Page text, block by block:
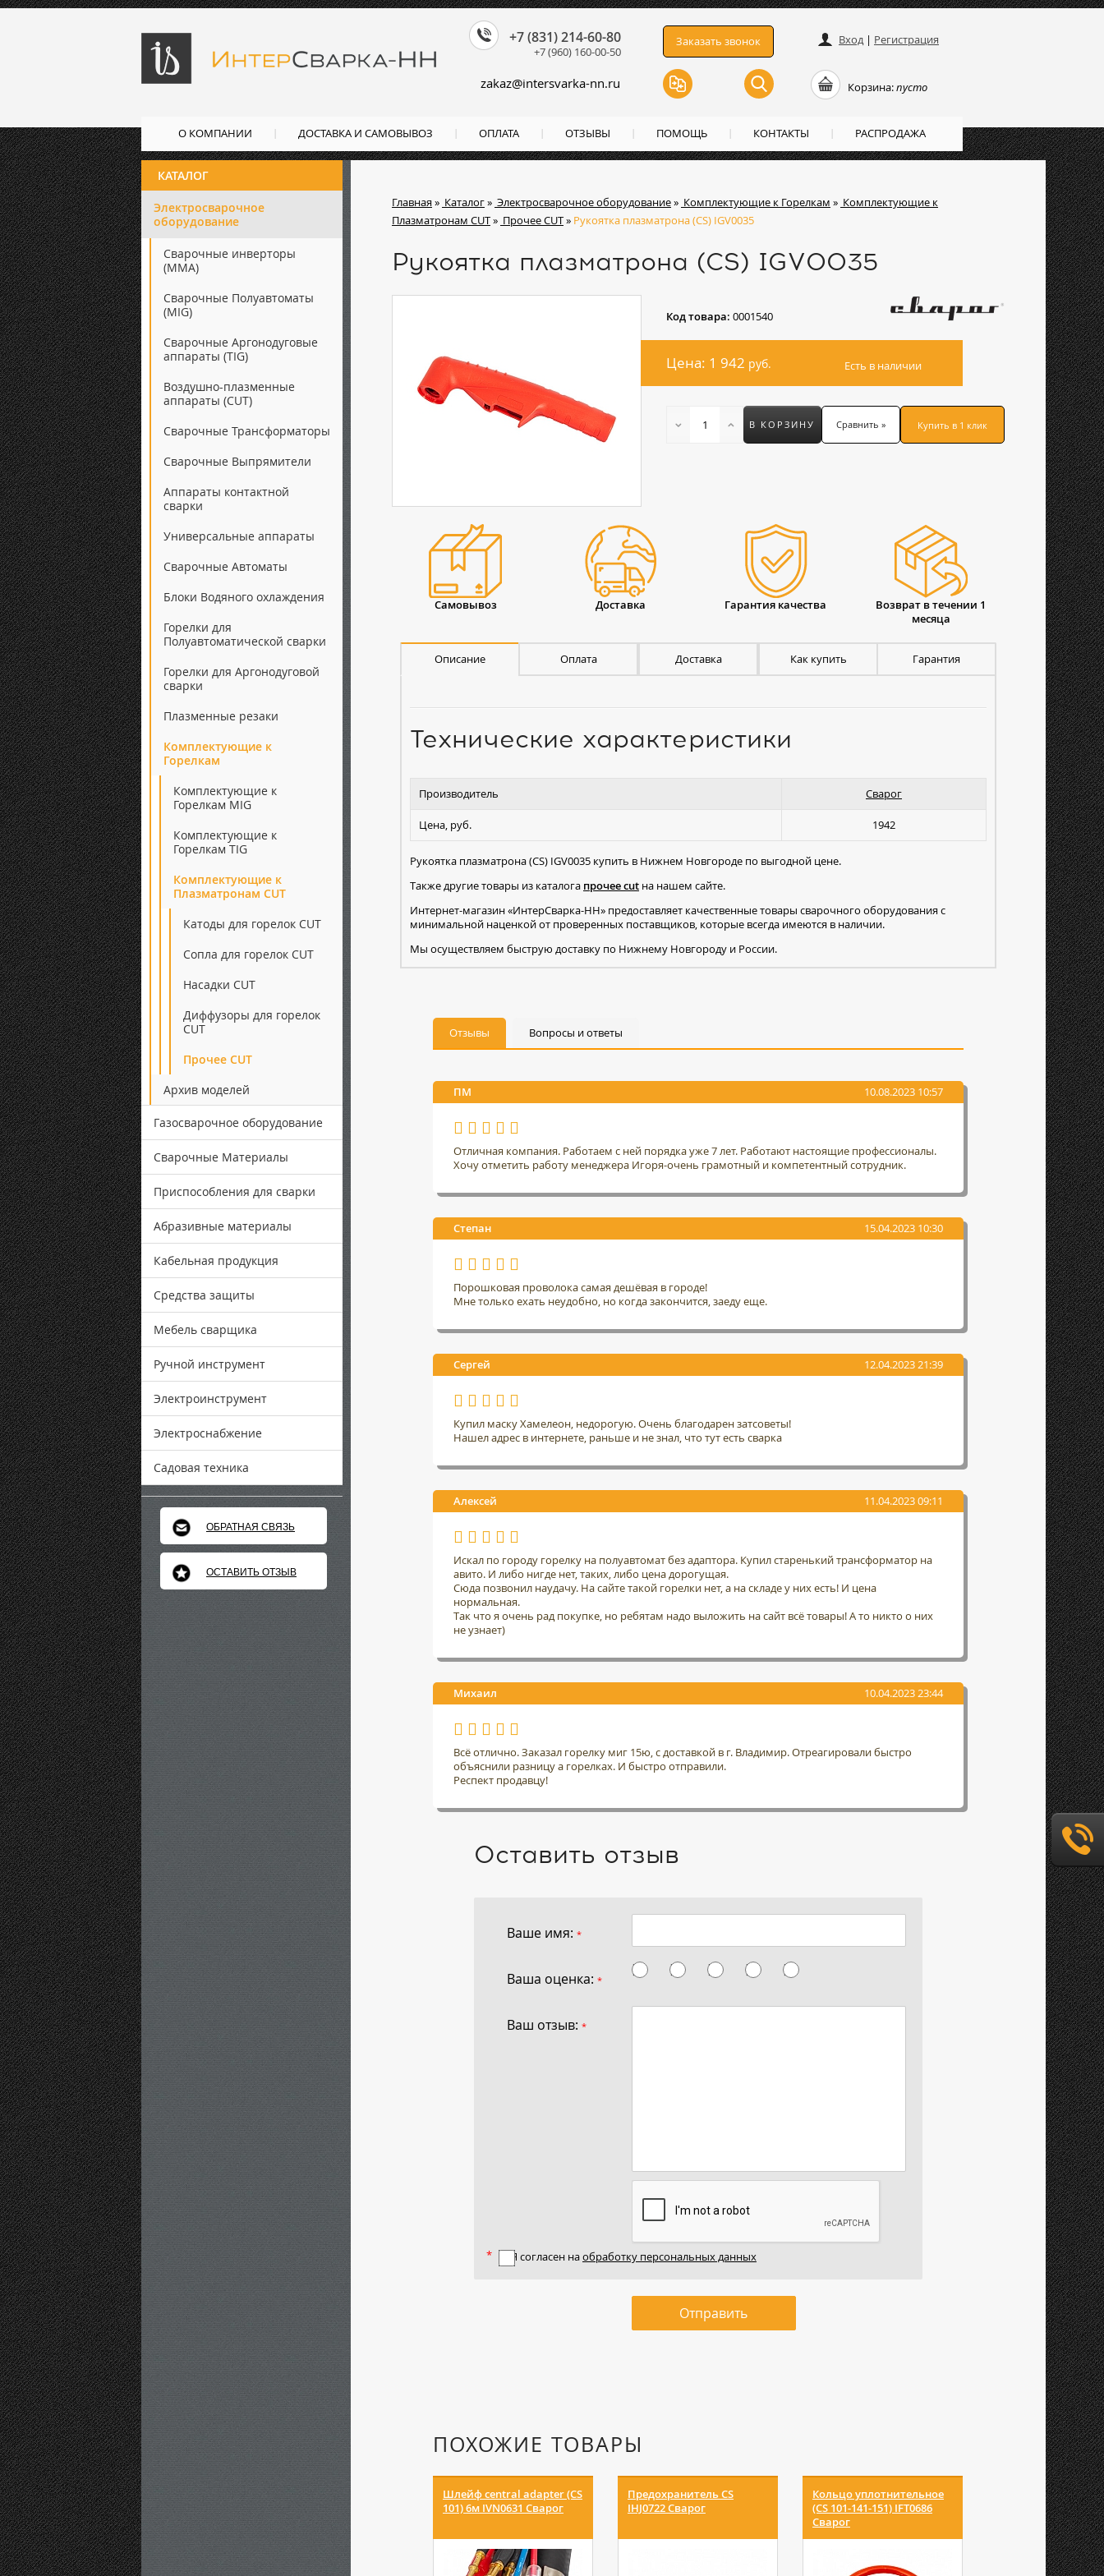
Главная» Каталог» Электросварочное оборудование» Комплектующие к Горелкам » Комплектующие к
Плазматронам CUT» Прочее CUT» Рукоятка плазматрона (СS) IGV0035
Рукоятка плазматрона (СS) IGV0035
Код товара: 0001540
Цена: 1 942 руб. Есть в наличии
В КОРЗИНУ Сравнить » Купить в 1 клик
Самовывоз Доставка Гарантия качества
Возврат в течении 1
месяца
Описание Оплата Доставка Как купить Гарантия
Технические характеристики
Производитель Сварог
Цена, руб. 1942
Рукоятка плазматрона (СS) IGV0035 купить в Нижнем Новгороде по выгодной цене.
Также другие товары из каталога прочее cut на нашем сайте.
Интернет-магазин «ИнтерСварка-НН» предоставляет качественные товары сварочного оборудования с
минимальной наценкой от проверенных поставщиков, которые всегда имеются в наличии.
Мы осуществляем быструю доставку по Нижнему Новгороду и России.
Отзывы Вопросы и ответы
ПМ 10.08.2023 10:57
Отличная компания. Работаем с ней порядка уже 7 лет. Работают настоящие профессионалы.
Хочу отметить работу менеджера Игоря-очень грамотный и компетентный сотрудник.
Степан 15.04.2023 10:30
Порошковая проволока самая дешёвая в городе!
Мне только ехать неудобно, но когда закончится, заеду еще.
Сергей 12.04.2023 21:39
Купил маску Хамелеон, недорогую. Очень благодарен затсоветы!
Нашел адрес в интернете, раньше и не знал, что тут есть сварка
Алексей 11.04.2023 09:11
Искал по городу горелку на полуавтомат без адаптора. Купил старенький трансформатор на
авито. И либо нигде нет, таких, либо цена дорогущая.
Сюда позвонил наудачу. На сайте такой горелки нет, а на складе у них есть! И цена
нормальная.
Так что я очень рад покупке, но ребятам надо выложить на сайт всё товары! А то никто о них
не узнает)
Михаил 10.04.2023 23:44
Всё отлично. Заказал горелку миг 15ю, с доставкой в г. Владимир. Отреагировали быстро
объяснили разницу а горелках. И быстро отправили.
Респект продавцу!
Оставить отзыв
Ваше имя: *
Ваша оценка: *
Ваш отзыв: *
Я согласен наобработку персональных данных
Отправить
ПОХОЖИЕ ТОВАРЫ
Шлейф central adapter (CS
101) 6м IVN0631 Сварог
Предохранитель CS
IHJ0722 Сварог
Кольцо уплотнительное
(CS 101-141-151) IFT0686
Сварог
Головка
81) IVZ0690 Сварог
КАТАЛОГ
Электросварочное
оборудование
Сварочные инверторы
(ММА)
Сварочные Полуавтоматы
(MIG)
Сварочные Аргонодуговые
аппараты (TIG)
Воздушно-плазменные
аппараты (CUT)
Сварочные Трансформаторы
Сварочные Выпрямители
Аппараты контактной
сварки
Универсальные аппараты
Сварочные Автоматы
Блоки Водяного охлаждения
Горелки для
Полуавтоматической сварки
Горелки для Аргонодуговой
сварки
Плазменные резаки
Комплектующие к
Горелкам
Комплектующие к
Горелкам MIG
Комплектующие к
Горелкам TIG
Комплектующие к
Плазматронам CUT
Катоды для горелок CUT
Сопла для горелок CUT
Насадки CUT
Диффузоры для горелок
CUT
Прочее CUT
Архив моделей
Газосварочное оборудование
Сварочные Материалы
Приспособления для сварки
Абразивные материалы
Кабельная продукция
Средства защиты
Мебель сварщика
Ручной инструмент
Электроинструмент
Электроснабжение
Садовая техника
ОБРАТНАЯ СВЯЗЬ
ОСТАВИТЬ ОТЗЫВ
Вход| Регистрация
Корзина:пусто
Заказать звонок
zakaz@intersvarka-nn.ru
+7 (831) 214-60-80
+7 (960) 160-00-50
О КОМПАНИИ ДОСТАВКА И САМОВЫВОЗ ОПЛАТА ОТЗЫВЫ ПОМОЩЬ КОНТАКТЫ РАСПРОДАЖА